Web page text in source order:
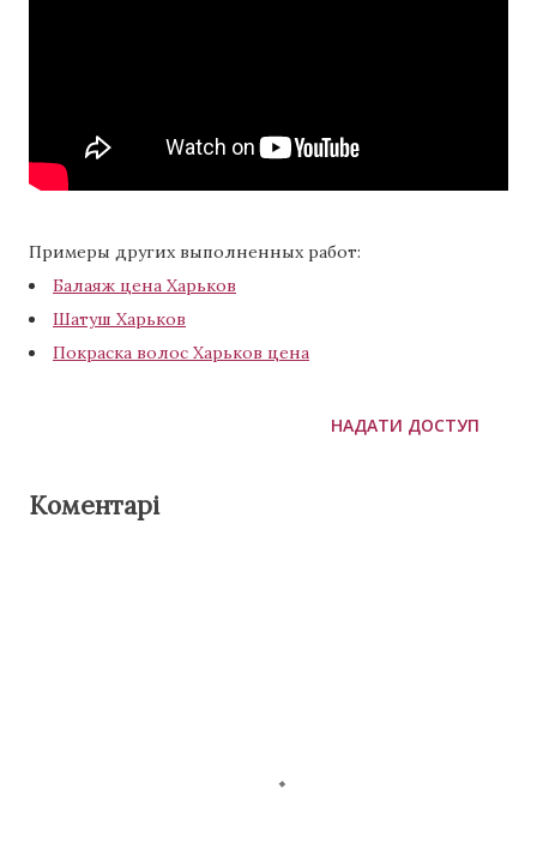
Примеры других выполненных работ:
Балаяж цена Харьков
Шатуш Харьков
Покраска волос Харьков цена
НАДАТИ ДОСТУП
Коментарі